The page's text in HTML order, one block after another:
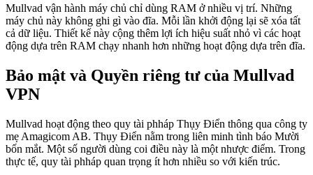
Mullvad vận hành máy chủ chỉ dùng RAM ở nhiều vị trí. Những
máy chủ này không ghi gì vào đĩa. Mỗi lần khởi động lại sẽ xóa tất
cả dữ liệu. Thiết kế này cộng thêm lợi ích hiệu suất nhỏ vì các hoạt
động dựa trên RAM chạy nhanh hơn những hoạt động dựa trên đĩa.
Bảo mật và Quyền riêng tư của Mullvad
VPN
Mullvad hoạt động theo quy tài phháp Thụy Điển thông qua công ty
mẹ Amagicom AB. Thụy Điển nằm trong liên minh tình báo Mười
bốn mắt. Một số người dùng coi điều này là một nhược điểm. Trong
thực tế, quy tài phháp quan trọng ít hơn nhiều so với kiến trúc.